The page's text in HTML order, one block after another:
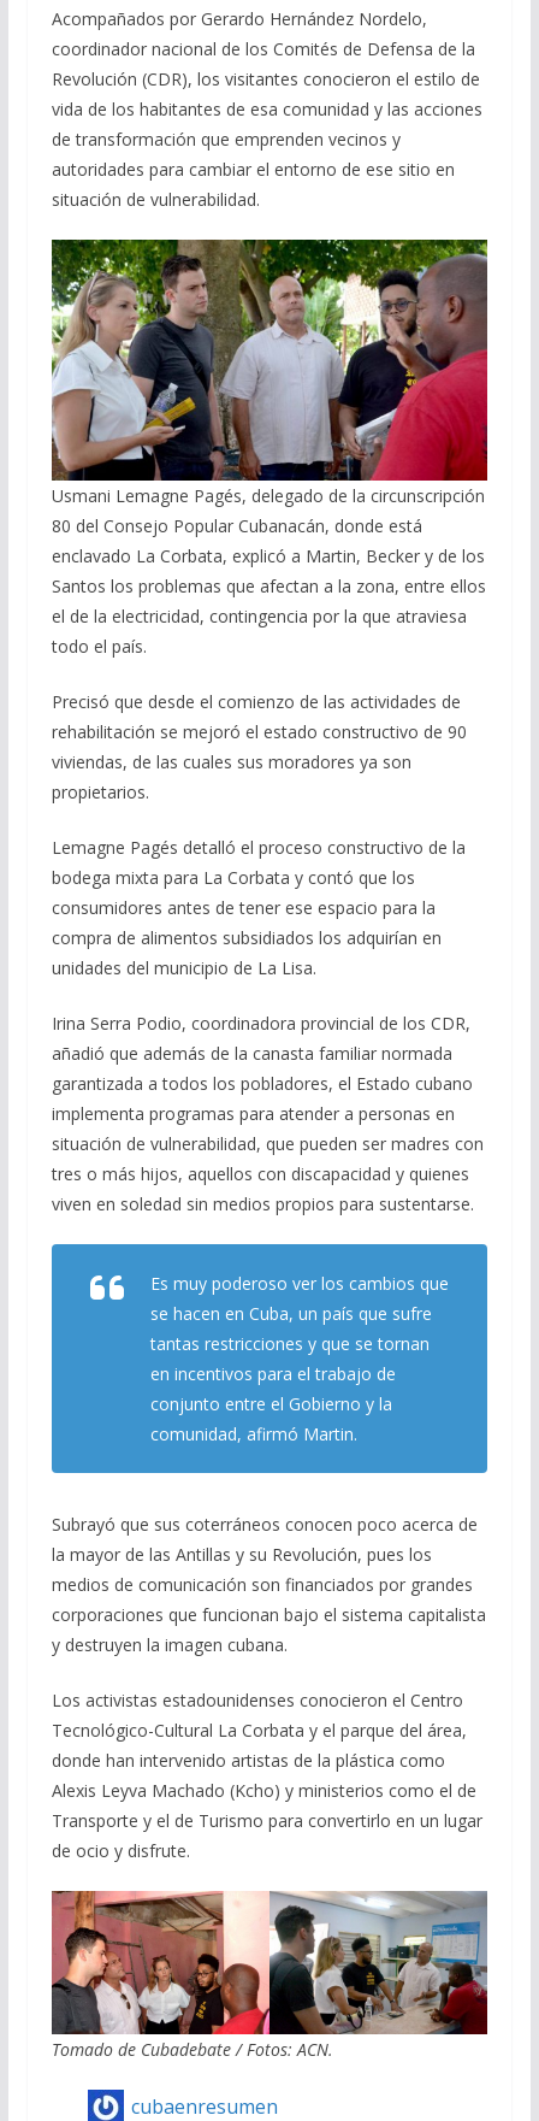
Acompañados por Gerardo Hernández Nordelo,
coordinador nacional de los Comités de Defensa de la
Revolución (CDR), los visitantes conocieron el estilo de
vida de los habitantes de esa comunidad y las acciones
de transformación que emprenden vecinos y
autoridades para cambiar el entorno de ese sitio en
situación de vulnerabilidad.
Usmani Lemagne Pagés, delegado de la circunscripción
80 del Consejo Popular Cubanacán, donde está
enclavado La Corbata, explicó a Martin, Becker y de los
Santos los problemas que afectan a la zona, entre ellos
el de la electricidad, contingencia por la que atraviesa
todo el país.
Precisó que desde el comienzo de las actividades de
rehabilitación se mejoró el estado constructivo de 90
viviendas, de las cuales sus moradores ya son
propietarios.
Lemagne Pagés detalló el proceso constructivo de la
bodega mixta para La Corbata y contó que los
consumidores antes de tener ese espacio para la
compra de alimentos subsidiados los adquirían en
unidades del municipio de La Lisa.
Irina Serra Podio, coordinadora provincial de los CDR,
añadió que además de la canasta familiar normada
garantizada a todos los pobladores, el Estado cubano
implementa programas para atender a personas en
situación de vulnerabilidad, que pueden ser madres con
tres o más hijos, aquellos con discapacidad y quienes
viven en soledad sin medios propios para sustentarse.
Es muy poderoso ver los cambios que
se hacen en Cuba, un país que sufre
tantas restricciones y que se tornan
en incentivos para el trabajo de
conjunto entre el Gobierno y la
comunidad, afirmó Martin.
Subrayó que sus coterráneos conocen poco acerca de
la mayor de las Antillas y su Revolución, pues los
medios de comunicación son financiados por grandes
corporaciones que funcionan bajo el sistema capitalista
y destruyen la imagen cubana.
Los activistas estadounidenses conocieron el Centro
Tecnológico-Cultural La Corbata y el parque del área,
donde han intervenido artistas de la plástica como
Alexis Leyva Machado (Kcho) y ministerios como el de
Transporte y el de Turismo para convertirlo en un lugar
de ocio y disfrute.
Tomado de Cubadebate / Fotos: ACN.
cubaenresumen